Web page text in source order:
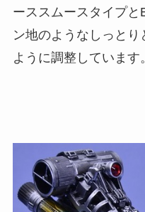
ーススムースタイプ
ン地のようなしっと
ように調整しています。